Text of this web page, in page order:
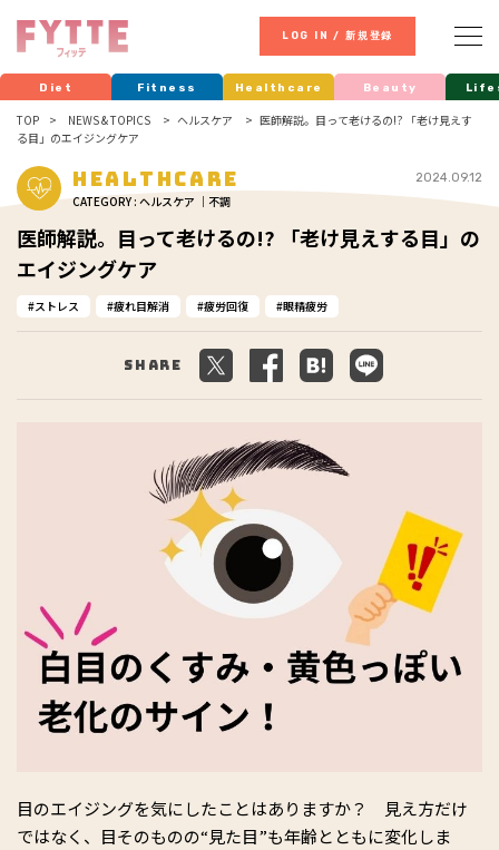
LOG IN / 新規登録
Diet Fitness Healthcare Beauty
TOP NEWS & TOPICS ヘルスケア
医師解説。目って老けるの!? 「老け見えす
る目」のエイジングケア
Healthcare
CATEGORY : ヘルスケア ｜不調
2024.09.12
医師解説。目って老けるの!? 「老け見えする目」の
エイジングケア
ストレス 疲れ目解消 疲労回復 眼精疲労
Share
目のエイジングを気にしたことはありますか？ 見え方だけ
ではなく、目そのものの“見た目”も年齢とともに変化しま